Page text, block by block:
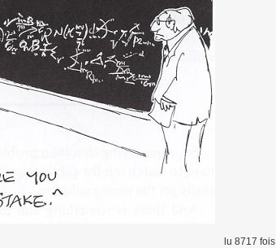
lu 8717 fois